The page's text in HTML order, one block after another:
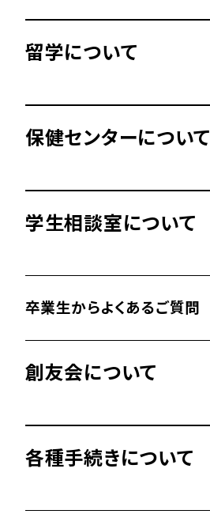
留学について
保健センターについて
学生相談室について
卒業生からよくあるご質問
創友会について
各種手続きについて